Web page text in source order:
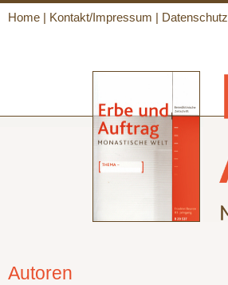
Home| Kontakt/Impressum Datenschutz
Autoren